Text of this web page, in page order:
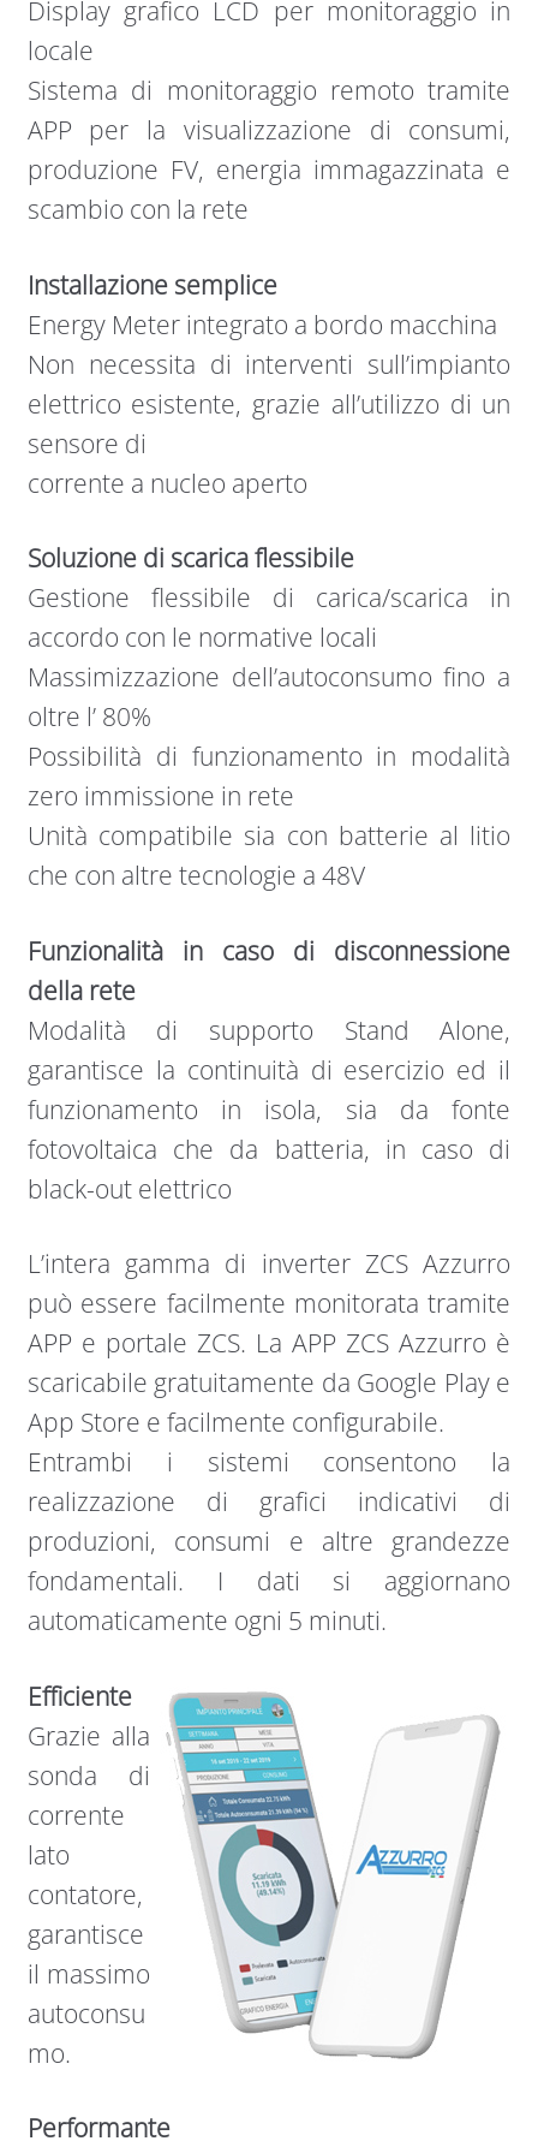
Display grafico LCD per monitoraggio in
locale
Sistema di monitoraggio remoto tramite
APP per la visualizzazione di consumi,
produzione FV, energia immagazzinata e
scambio con la rete
Installazione semplice
Energy Meter integrato a bordo macchina
Non necessita di interventi sull’impianto
elettrico esistente, grazie all’utilizzo di un
sensore di
corrente a nucleo aperto
Soluzione di scarica flessibile
Gestione ﬂessibile di carica/scarica in
accordo con le normative locali
Massimizzazione dell’autoconsumo ﬁno a
oltre l’ 80%
Possibilità di funzionamento in modalità
zero immissione in rete
Unità compatibile sia con batterie al litio
che con altre tecnologie a 48V
Funzionalità in caso di disconnessione
della rete
Modalità di supporto Stand Alone,
garantisce la continuità di esercizio ed il
funzionamento in isola, sia da fonte
fotovoltaica che da batteria, in caso di
black-out elettrico
L’intera gamma di inverter ZCS Azzurro
può essere facilmente monitorata tramite
APP e portale ZCS. La APP ZCS Azzurro è
scaricabile gratuitamente da Google Play e
App Store e facilmente configurabile.
Entrambi i sistemi consentono la
realizzazione di grafici indicativi di
produzioni, consumi e altre grandezze
fondamentali. I dati si aggiornano
automaticamente ogni 5 minuti.
Efficiente
Grazie alla
sonda di
corrente
lato
contatore,
garantisce
il massimo
autoconsu
mo.
Performante